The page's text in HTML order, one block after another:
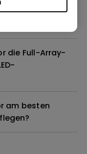
die Full-Array-
am besten